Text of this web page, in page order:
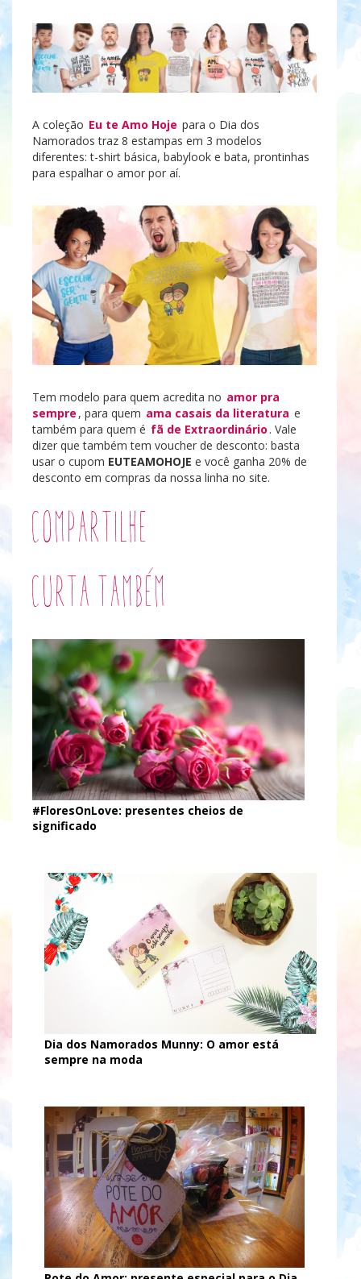
A coleção Eu te Amo Hoje para o Dia dos
Namorados traz 8 estampas em 3 modelos
diferentes: t-shirt básica, babylook e bata, prontinhas
para espalhar o amor por aí.
Tem modelo para quem acredita no amor pra
sempre , para quem ama casais da literatura e
também para quem é fã de Extraordinário . Vale
dizer que também tem voucher de desconto: basta
usar o cupom EUTEAMOHOJE e você ganha 20% de
desconto em compras da nossa linha no site.
Compartilhe
Curta também
#FloresOnLove: presentes cheios de
significado
Dia dos Namorados Munny: O amor está
sempre na moda